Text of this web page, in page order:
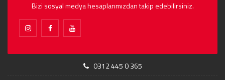
Bizi sosyal medya hesaplarımızdan takip edebilirsiniz.
0312 445 0 365